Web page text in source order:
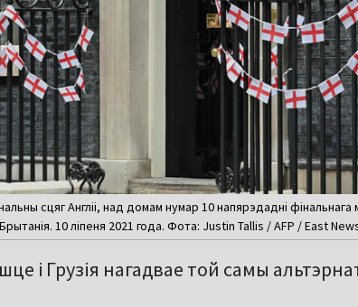
сцяг Англіі, над домам нумар 10 напярэдадні фінальнага
10 ліпеня 2021 года. Фота: Justin Tallis / AFP / East